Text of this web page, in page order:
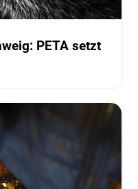
PETA setzt